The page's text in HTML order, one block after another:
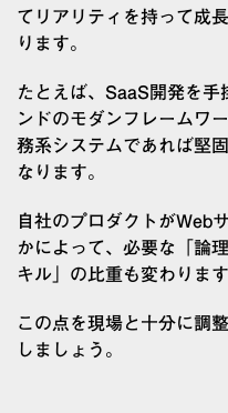
てリアリティを持って成
ります。
たとえば、SaaS開発を手
ンドのモダンフレームワ
務系システムであれば堅
なります。
自社のプロダクトがWeb
かによって、必要な「論
キル」の比重も変わります
この点を現場と十分に調
しましょう。